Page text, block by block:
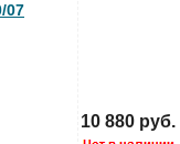
07
10 880 руб.